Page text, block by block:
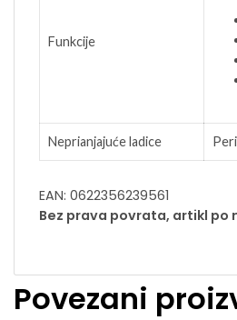
Funkcije
Neprianjajuće ladice
EAN: 0622356239561
Bez prava povrata, artikl po
Povezani